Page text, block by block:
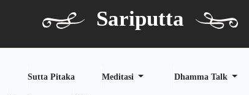
Sariputta
Sutta Pitaka Meditasi Dhamma Talk